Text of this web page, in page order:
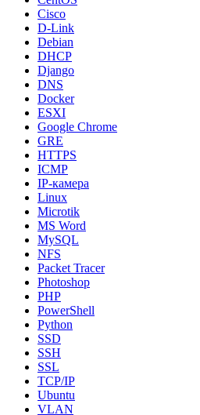
Cisco
D-Link
Debian
DHCP
Django
DNS
Docker
ESXI
Google Chrome
GRE
HTTPS
ICMP
IP-камера
Linux
Microtik
MS Word
MySQL
NFS
Packet Tracer
Photoshop
PHP
PowerShell
Python
SSD
SSH
SSL
TCP/IP
Ubuntu
VLAN